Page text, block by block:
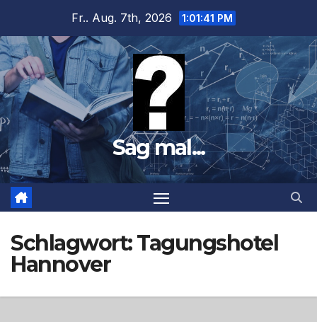
springen
Fr.. Aug. 7th, 2026 1:01:42 PM
Sag mal...
Schlagwort:Tagungshotel
Hannover